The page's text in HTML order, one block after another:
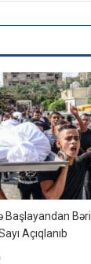
Başlayandan Bəri
Açıqlanıb